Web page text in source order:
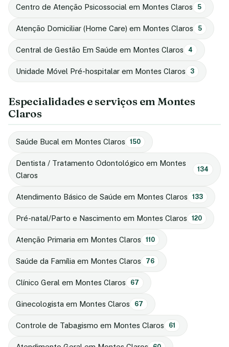
Centro de Atenção Psicossocial em Montes Claros 5
Atenção Domiciliar (Home Care) em Montes Claros 5
Central de Gestão Em Saúde em Montes Claros 4
Unidade Móvel Pré-hospitalar em Montes Claros 3
Especialidades e serviços em Montes
Claros
Saúde Bucal em Montes Claros 150
Dentista / Tratamento Odontológico em Montes
Claros
134
Atendimento Básico de Saúde em Montes Claros 133
Pré-natal/Parto e Nascimento em Montes Claros 120
Atenção Primaria em Montes Claros 110
Saúde da Família em Montes Claros 76
Clínico Geral em Montes Claros 67
Ginecologista em Montes Claros 67
Controle de Tabagismo em Montes Claros 61